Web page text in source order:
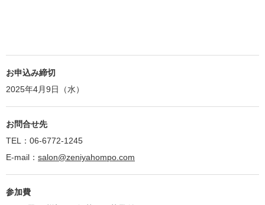
お申込み締切
2025年4月9日（水）
お問合せ先
TEL：06-6772-1245
E-mail： salon@zeniyahompo.com
参加費